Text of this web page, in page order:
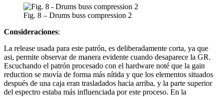
Fig. 8 – Drums buss compression 2
Consideraciones:
La release usada para este patrón, es deliberadamente corta, ya que
asi, permite observar de manera evidente cuando desaparece la GR.
Escuchando el patrón procesado con el hardware noté que la gain
reduction se movía de forma más nítida y que los elementos situados
después de una caja eran trasladados hacia arriba, y la parte superior
del espectro estaba más influenciada por este proceso. En la